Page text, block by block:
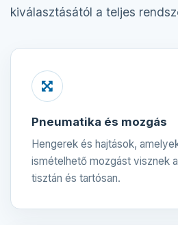
kiválasztásától a teljes
Pneumatika és mozgás
Hengerek és hajtások,
ismételhető mozgást visznek
tisztán és tartósan.